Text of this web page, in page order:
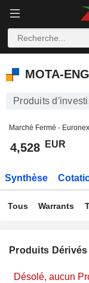
MOTA-ENGIL,
MOTA-
Produits
Marché Fermé -
4,528 EUR
Synthèse
Tous Warrants
Produits Dérivés
Désolé, aucun